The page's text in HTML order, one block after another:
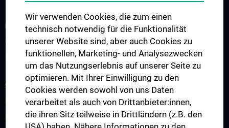
FORSCHUNG
Überblick
Publikationen
STUDIUM, AUS- UND WEITERBILDUNG
Lehrveranstaltungsankündigung
Diplomstudium Humanmedizin
Wir verwenden Cookies, die zum einen
technisch notwendig für die Funktionalität
unserer Website sind, aber auch Cookies zu
funktionellen, Marketing- und Analysezwecken
um das Nutzungserlebnis auf unserer Seite zu
optimieren. Mit Ihrer Einwilligung zu den
Cookies werden sowohl von uns Daten
verarbeitet als auch von Drittanbieter:innen,
die ihren Sitz teilweise in Drittländern (z.B. den